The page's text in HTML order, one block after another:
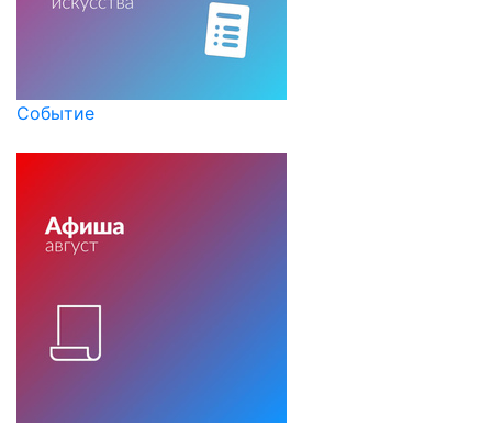
Событие